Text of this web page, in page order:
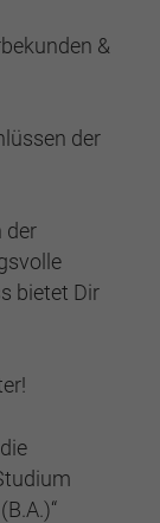
&
der
der
bietet Dir
bei
Login .
wie der
generieren.